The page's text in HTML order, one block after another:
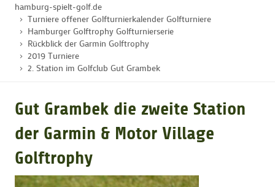
STARTSEITE
GOLFREGION
GOLF CARD
hamburg-spielt-golf.de
Turniere offener Golfturnierkalender Golfturniere
Hamburger Golftrophy Golfturnierserie
Rückblick der Garmin Golftrophy
2019 Turniere
2. Station im Golfclub Gut Grambek
Gut Grambek die zweite Station
der Garmin & Motor Village
Golftrophy